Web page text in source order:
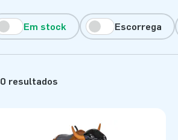
Em stock Escorrega
resultados